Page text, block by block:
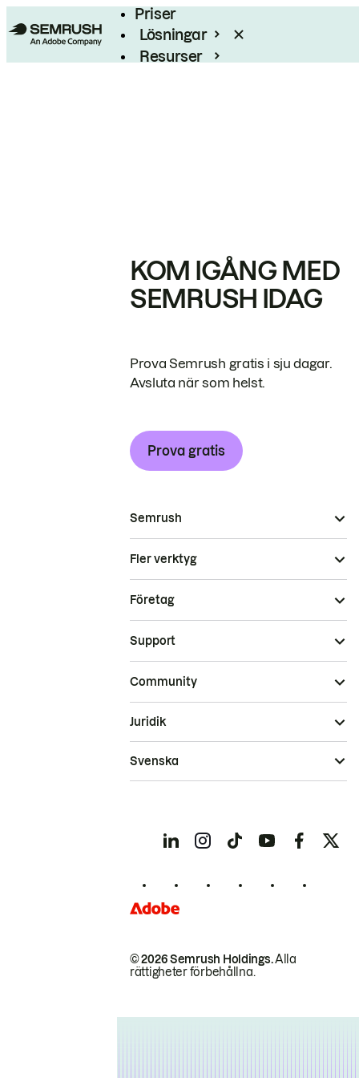
Priser
Lösningar
Resurser
KOM IGÅNG MED
SEMRUSH IDAG
Prova Semrush gratis i sju dagar.
Avsluta när som helst.
Prova gratis
Semrush
Fler verktyg
Företag
Support
Community
© 2026 Semrush Holdings.Alla
rättigheter förbehållna.
Juridik
Svenska